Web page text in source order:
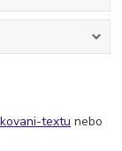
textu nebo